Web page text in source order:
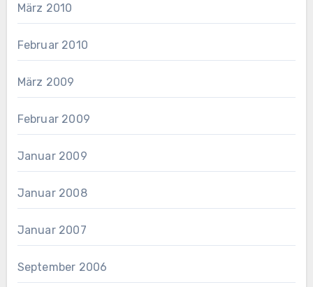
März 2010
Februar 2010
März 2009
Februar 2009
Januar 2009
Januar 2008
Januar 2007
September 2006